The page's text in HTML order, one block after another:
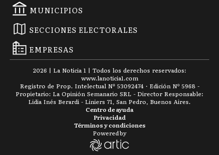
MUNICIPIOS
SECCIONES ELECTORALES
EMPRESAS
2026 | La Noticia 1 | Todos los derechos reservados:
www.lanoticia1.com
Registro de Prop. Intelectual Nº 53092474 · Edición Nº 5968 -
Propietario: La Opinión Semanario SRL - Director Responsable:
Lidia Inés Berardi - Liniers 71, San Pedro, Buenos Aires.
Términos y condiciones
Privacidad
Centro de ayuda
Powered by